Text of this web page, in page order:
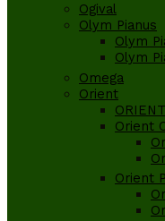
Ogival
Olym Pianus
Olym
Olym
Omega
Orient
Orient
Orient